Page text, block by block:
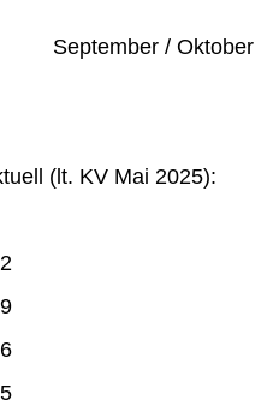
/ Oktober
(lt. KV Mai 2025):